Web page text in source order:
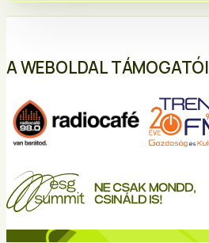
A WEBOLDAL TÁMOGATÓI